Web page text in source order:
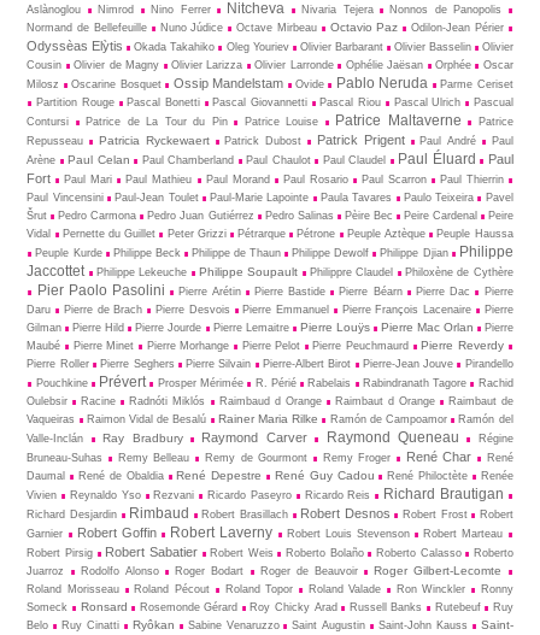
Aslànoglou
Nimrod Nino Ferrer Nitcheva Nivaria Tejera
Nonnos de Panopolis
Normand de Bellefeuille
Nuno Júdice Octave Mirbeau Octavio Paz Odilon-Jean Périer
Odyssèas Elỳtis Okada Takahiko Oleg Youriev Olivier Barbarant Olivier Basselin
Olivier
Cousin
Olivier de Magny Olivier Larizza Olivier Larronde Ophélie Jaësan Orphée
Oscar
Milosz
Oscarine Bosquet Ossip Mandelstam Ovide Pablo Neruda
Parme Ceriset
Partition Rouge
Pascal Bonetti Pascal Giovannetti Pascal Riou Pascal Ulrich
Pascual
Contursi
Patrice de La Tour du Pin Patrice Louise Patrice Maltaverne
Patrice
Repusseau
Patricia Ryckewaert Patrick Dubost Patrick Prigent Paul André
Paul
Arène
Paul Celan Paul Chamberland Paul Chaulot Paul Claudel Paul Éluard
Paul
Fort
Paul Mari Paul Mathieu Paul Morand Paul Rosario Paul Scarron
Paul Thierrin
Paul Vincensini
Paul-Jean Toulet Paul-Marie Lapointe Paula Tavares Paulo Teixeira
Pavel
Šrut
Pedro Carmona Pedro Juan Gutiérrez Pedro Salinas Pèire Bec Peire Cardenal
Peire
Vidal
Pernette du Guillet Peter Grizzi Pétrarque Pétrone Peuple Aztèque
Peuple Haussa
Peuple Kurde
Philippe Beck Philippe de Thaun Philippe Dewolf Philippe Djian
Philippe
Jaccottet
Philippe Lekeuche Philippe Soupault Philippre Claudel Philoxène de Cythère
Pier Paolo Pasolini Pierre Arétin Pierre Bastide Pierre Béarn Pierre Dac
Pierre
Daru
Pierre de Brach Pierre Desvois Pierre Emmanuel Pierre François Lacenaire
Pierre
Gilman
Pierre Hild Pierre Jourde Pierre Lemaitre Pierre Louÿs Pierre Mac Orlan
Pierre
Maubé
Pierre Minet Pierre Morhange Pierre Pelot Pierre Peuchmaurd Pierre Reverdy
Pierre Roller Pierre Seghers Pierre Silvain Pierre-Albert Birot Pierre-Jean Jouve
Pirandello
Pouchkine
Prévert Prosper Mérimée R. Périé Rabelais Rabindranath Tagore
Rachid
Oulebsir
Racine Radnóti Miklós Raimbaud d Orange Raimbaut d Orange
Raimbaut de
Vaqueiras
Raimon Vidal de Besalú Rainer Maria Rilke Ramón de Campoamor
Ramón del
Valle-Inclán
Ray Bradbury Raymond Carver Raymond Queneau
Régine
Bruneau-Suhas
Remy Belleau Remy de Gourmont Remy Froger René Char
René
Daumal
René de Obaldia René Depestre René Guy Cadou René Philoctète
Renée
Vivien
Reynaldo Yso Rezvani Ricardo Paseyro Ricardo Reis Richard Brautigan
Richard Desjardin Rimbaud Robert Brasillach Robert Desnos Robert Frost
Robert
Garnier
Robert Goffin Robert Laverny Robert Louis Stevenson
Robert Marteau
Robert Pirsig
Robert Sabatier Robert Weis Roberto Bolaño Roberto Calasso
Roberto
Juarroz
Rodolfo Alonso Roger Bodart Roger de Beauvoir Roger Gilbert-Lecomte
Roland Morisseau Roland Pécout Roland Topor Roland Valade Ron Winckler
Ronny
Someck
Ronsard Rosemonde Gérard Roy Chicky Arad Russell Banks Rutebeuf
Ruy
Belo
Ruy Cinatti Ryôkan Sabine Venaruzzo Saint Augustin Saint-John Kauss
Saint-